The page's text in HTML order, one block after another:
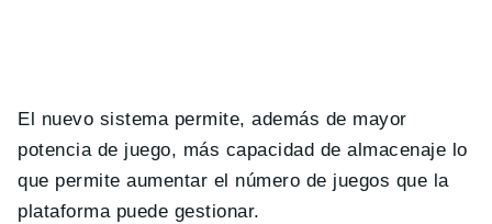
El nuevo sistema permite, además de mayor
potencia de juego, más capacidad de almacenaje lo
que permite aumentar el número de juegos que la
plataforma puede gestionar.